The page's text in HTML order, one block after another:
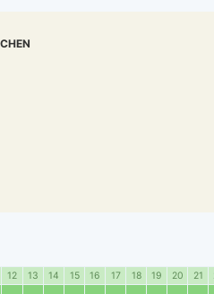
12 13 14 15 16 17 18 19 20 21